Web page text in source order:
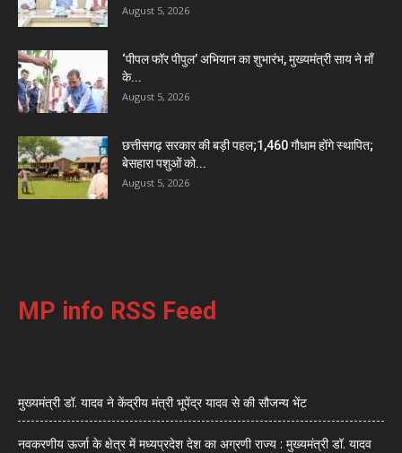
August 5, 2026
‘पीपल फॉर पीपुल’ अभियान का शुभारंभ, मुख्यमंत्री साय ने माँ
के...
August 5, 2026
छत्तीसगढ़ सरकार की बड़ी पहल;1,460 गौधाम होंगे स्थापित;
बेसहारा पशुओं को...
August 5, 2026
MP info RSS Feed
मुख्यमंत्री डॉ. यादव ने केंद्रीय मंत्री भूपेंद्र यादव से की सौजन्य भेंट
नवकरणीय ऊर्जा के क्षेत्र में मध्यप्रदेश देश का अग्रणी राज्य : मुख्यमंत्री डॉ. यादव